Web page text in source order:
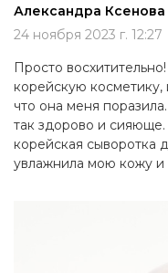
Александра Ксенова
24 ноября 2023 г. 12:27
Просто
корейскую косметику,
что она меня
так здорово и
корейская сыворотка
увлажнила мою кожу и